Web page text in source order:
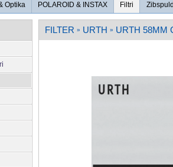
Optika POLAROID & INSTAX Filtri
FILTER » URTH » URTH 58MM